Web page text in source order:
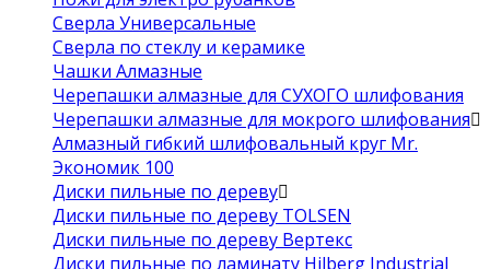
Сверла Универсальные
Сверла по стеклу и керамике
Чашки Алмазные
Черепашки алмазные для СУХОГО шлифования
Черепашки алмазные для мокрого шлифования
Алмазный гибкий шлифовальный круг Mr.
Экономик 100
Диски пильные по дереву
Диски пильные по дереву TOLSEN
Диски пильные по дереву Вертекс
Диски пильные по ламинату Hilberg Industrial